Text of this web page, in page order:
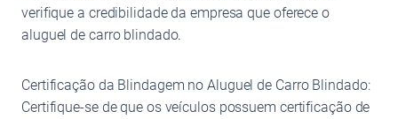
verifique a credibilidade da empresa que oferece o
aluguel de carro blindado.
Certificação da Blindagem no Aluguel de Carro Blindado:
Certifique-se de que os veículos possuem certificação de